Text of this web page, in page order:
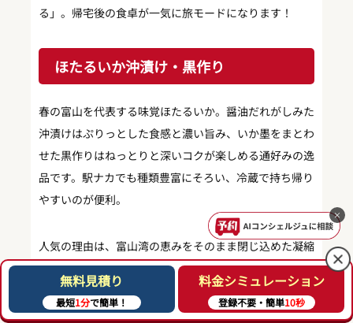
る」。帰宅後の食卓が一気に旅モードになります！
ほたるいか沖漬け・黒作り
春の富山を代表する味覚ほたるいか。醤油だれがしみた
沖漬けはぷりっとした食感と濃い旨み、いか墨をまとわ
せた黒作りはねっとりと深いコクが楽しめる通好みの逸
品です。駅ナカでも種類豊富にそろい、冷蔵で持ち帰り
やすいのが便利。
人気の理由は、富山湾の恵みをそのまま閉じ込めた凝縮
感と、少量でも満足できる濃密な味わいにあります。満
喫するコツは、炊きたてご飯や日本酒と合わせる王道に
加え、きゅうりや大根おろしでさっぱり、クリームチー
無料見積り
最短1分で簡単！
料金シミュレーション
登録不要・簡単10秒
×